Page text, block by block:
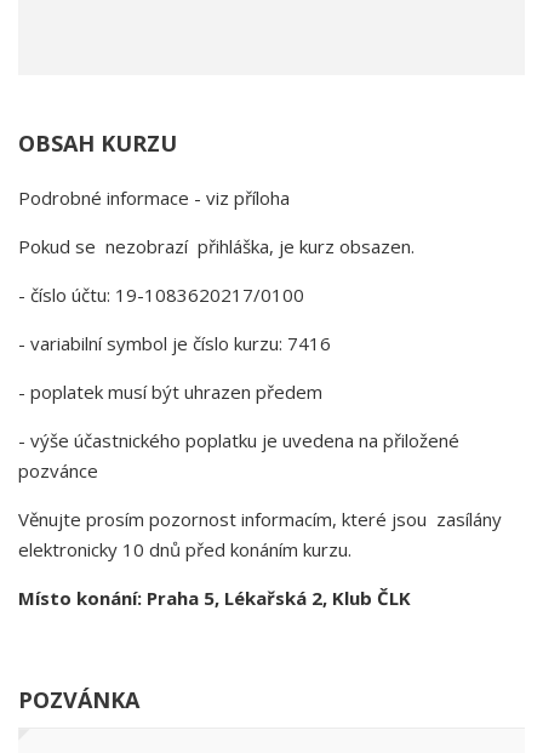
OBSAH KURZU
Podrobné informace - viz příloha
Pokud se nezobrazí přihláška, je kurz obsazen.
- číslo účtu: 19-1083620217/0100
- variabilní symbol je číslo kurzu: 7416
- poplatek musí být uhrazen předem
- výše účastnického poplatku je uvedena na přiložené
pozvánce
Věnujte prosím pozornost informacím, které jsou zasílány
elektronicky 10 dnů před konáním kurzu.
Místo konání: Praha 5, Lékařská 2, Klub ČLK
POZVÁNKA